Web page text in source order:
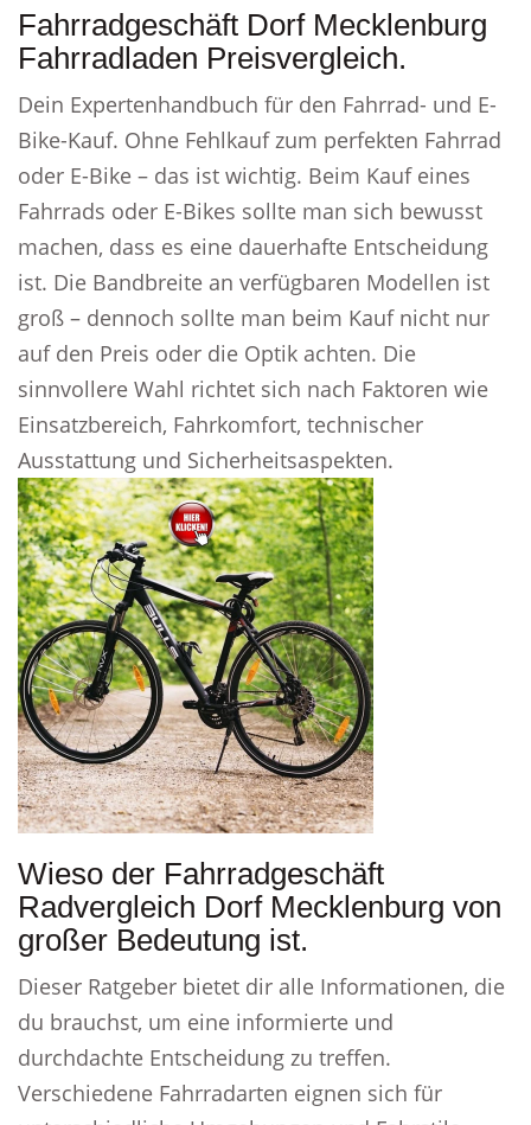
Fahrradgeschäft Dorf Mecklenburg
Fahrradladen Preisvergleich.
Dein Expertenhandbuch für den Fahrrad- und E-
Bike-Kauf. Ohne Fehlkauf zum perfekten Fahrrad
oder E-Bike – das ist wichtig. Beim Kauf eines
Fahrrads oder E-Bikes sollte man sich bewusst
machen, dass es eine dauerhafte Entscheidung
ist. Die Bandbreite an verfügbaren Modellen ist
groß – dennoch sollte man beim Kauf nicht nur
auf den Preis oder die Optik achten. Die
sinnvollere Wahl richtet sich nach Faktoren wie
Einsatzbereich, Fahrkomfort, technischer
Ausstattung und Sicherheitsaspekten.
Wieso der Fahrradgeschäft
Radvergleich Dorf Mecklenburg von
großer Bedeutung ist.
Dieser Ratgeber bietet dir alle Informationen, die
du brauchst, um eine informierte und
durchdachte Entscheidung zu treffen.
Verschiedene Fahrradarten eignen sich für